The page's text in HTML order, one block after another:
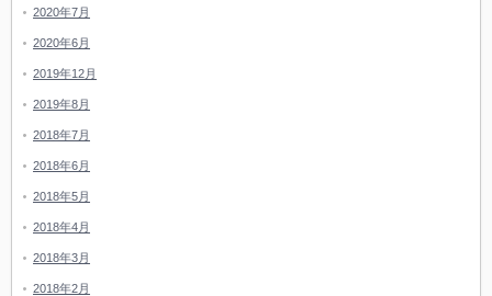
2020年7月
2020年6月
2019年12月
2019年8月
2018年7月
2018年6月
2018年5月
2018年4月
2018年3月
2018年2月